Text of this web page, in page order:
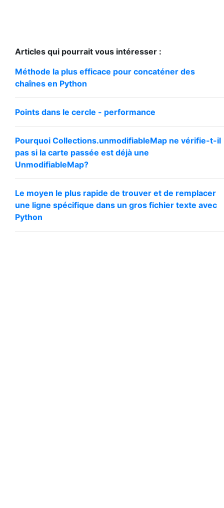
Articles qui pourrait vous intéresser :
Méthode la plus efficace pour concaténer des
chaînes en Python
Points dans le cercle - performance
Pourquoi Collections.unmodifiableMap ne vérifie-t-il
pas si la carte passée est déjà une
UnmodifiableMap?
Le moyen le plus rapide de trouver et de remplacer
une ligne spécifique dans un gros fichier texte avec
Python